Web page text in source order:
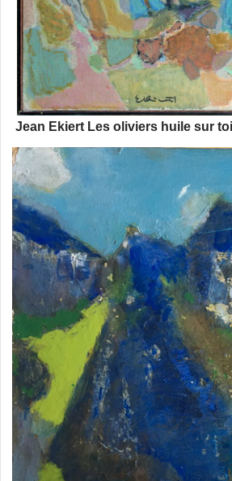
Jean Ekiert Les oliviers huile sur